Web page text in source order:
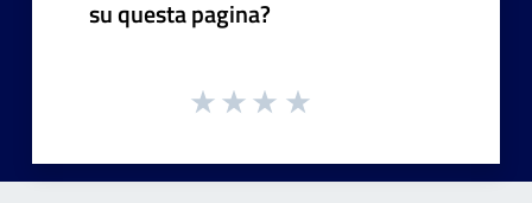
su questa pagina?